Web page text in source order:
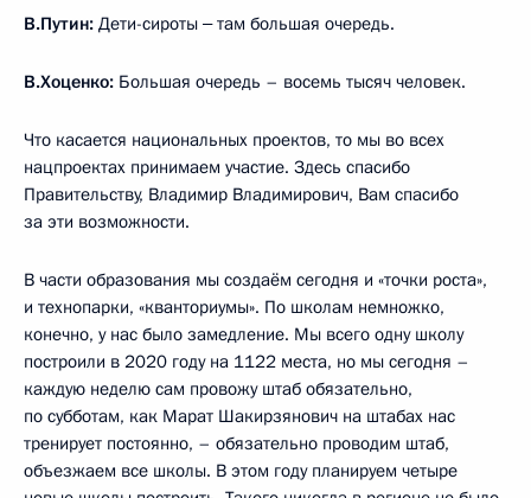
В.Путин: Дети-сироты ‒ там большая очередь.
В.Хоценко: Большая очередь – восемь тысяч человек.
Что касается национальных проектов, то мы во всех
нацпроектах принимаем участие. Здесь спасибо
Правительству, Владимир Владимирович, Вам спасибо
за эти возможности.
В части образования мы создаём сегодня и «точки роста»,
и технопарки, «кванториумы». По школам немножко,
конечно, у нас было замедление. Мы всего одну школу
построили в 2020 году на 1122 места, но мы сегодня –
каждую неделю сам провожу штаб обязательно,
по субботам, как Марат Шакирзянович на штабах нас
тренирует постоянно, – обязательно проводим штаб,
объезжаем все школы. В этом году планируем четыре